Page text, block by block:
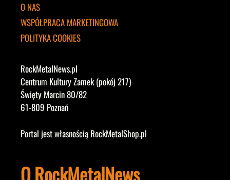
O NAS
WSPÓŁPRACA MARKETINGOWA
POLITYKA COOKIES
RockMetalNews.pl
Centrum Kultury Zamek (pokój 217)
Święty Marcin 80/82
61-809 Poznań
Portal jest własnością RockMetalShop.pl
O RockMetalNews